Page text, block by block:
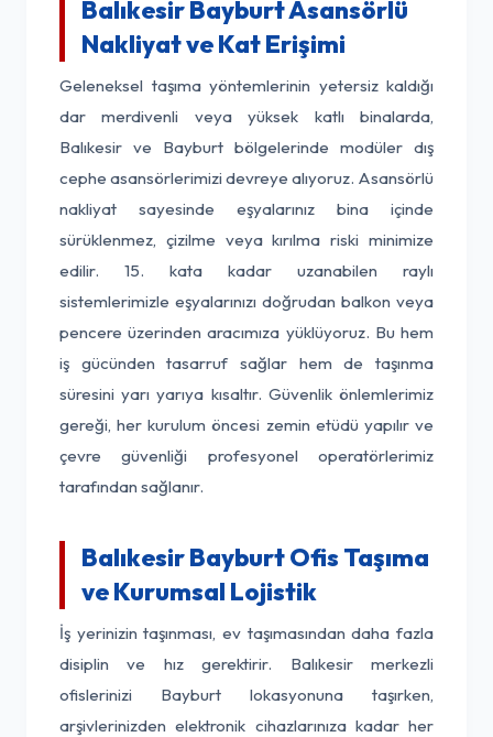
Balıkesir Bayburt Asansörlü
Nakliyat ve Kat Erişimi
Geleneksel taşıma yöntemlerinin yetersiz kaldığı
dar merdivenli veya yüksek katlı binalarda,
Balıkesir ve Bayburt bölgelerinde modüler dış
cephe asansörlerimizi devreye alıyoruz. Asansörlü
nakliyat sayesinde eşyalarınız bina içinde
sürüklenmez, çizilme veya kırılma riski minimize
edilir. 15. kata kadar uzanabilen raylı
sistemlerimizle eşyalarınızı doğrudan balkon veya
pencere üzerinden aracımıza yüklüyoruz. Bu hem
iş gücünden tasarruf sağlar hem de taşınma
süresini yarı yarıya kısaltır. Güvenlik önlemlerimiz
gereği, her kurulum öncesi zemin etüdü yapılır ve
çevre güvenliği profesyonel operatörlerimiz
tarafından sağlanır.
Balıkesir Bayburt Ofis Taşıma
ve Kurumsal Lojistik
İş yerinizin taşınması, ev taşımasından daha fazla
disiplin ve hız gerektirir. Balıkesir merkezli
ofislerinizi Bayburt lokasyonuna taşırken,
arşivlerinizden elektronik cihazlarınıza kadar her